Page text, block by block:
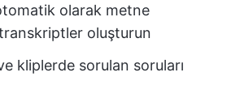
olarak metne
oluşturun
kliplerde sorulan soruları